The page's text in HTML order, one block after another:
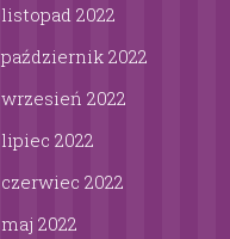
listopad 2022
październik 2022
wrzesień 2022
lipiec 2022
czerwiec 2022
maj 2022